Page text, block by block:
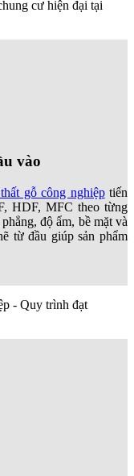
vào
gỗ công nghiệptiến
HDF, MFC theo từng
độ ẩm, bề mặt và
từ đầu giúp sản phẩm